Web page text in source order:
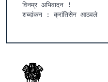
विनम्र अभिवादन !
शब्दांकन : क्रांतिसेन आठवले